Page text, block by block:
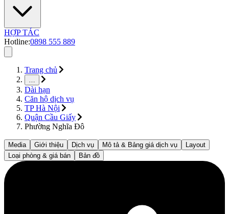
HỢP TÁC
Hotline:0898 555 889
Trang chủ
…
Dài hạn
Căn hộ dịch vụ
TP Hà Nội
Quận Cầu Giấy
Phường Nghĩa Đô
Media Giới thiệu Dịch vụ Mô tả & Bảng giá dịch vụ
Layout
Loại phòng & giá bán
Bản đồ